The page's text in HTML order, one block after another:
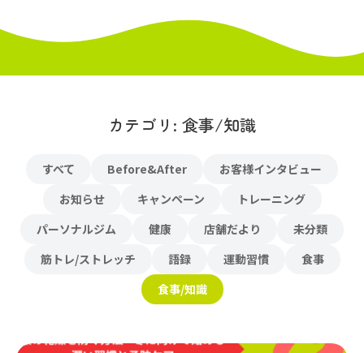
カテゴリ: 食事/知識
すべて Before&After
お客様インタビュー
お知らせ
キャンペーン
トレーニング
パーソナルジム
健康 店舗だより
未分類
筋トレ/ストレッチ
語録 運動習慣
食事
食事/知識